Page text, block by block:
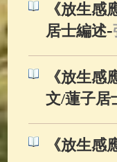
《放生
居士編述-
《放生
文/蓮子居
《放生